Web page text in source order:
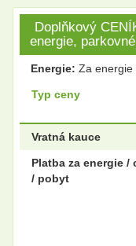
Doplňkový
energie,
Energie: Za energie
Typ ceny
Vratná kauce
Platba za energie /
/ pobyt